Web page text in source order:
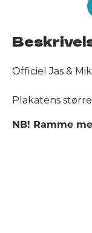
Officiel Jas &
Plakatens
NB! Ramme